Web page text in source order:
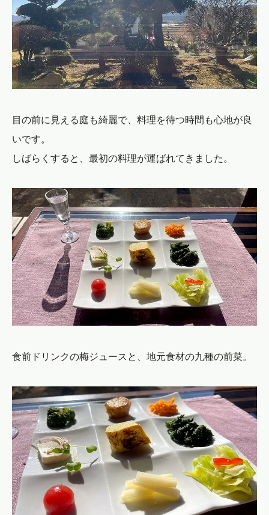
目の前に見える庭も綺麗で、料理を待つ時間も心地が良
いです。
しばらくすると、最初の料理が運ばれてきました。
食前ドリンクの梅ジュースと、地元食材の九種の前菜。